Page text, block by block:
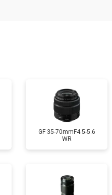
GF 35-70mmF4.5-5.6
WR